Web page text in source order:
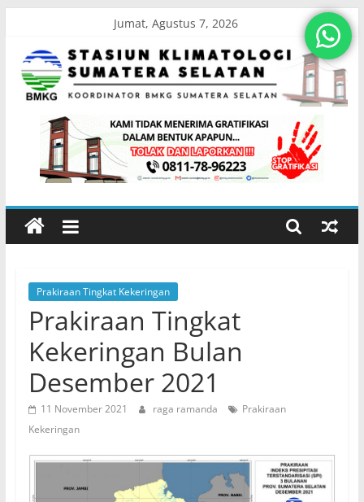
content
Jumat, Agustus 7, 2026
Stasiun
Klimatologi
Sumatera
Koordinator
BMKG
Sumatera
Selatan
Prakiraan Tingkat Kekeringan
Prakiraan Tingkat
Kekeringan Bulan
Desember 2021
11 November 2021 raga ramanda
Prakiraan
Kekeringan